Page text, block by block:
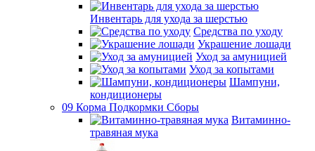
Инвентарь для ухода за шерстью
Средства по уходу
Украшение лошади
Уход за амуницией
Уход за копытами
Шампуни,
кондиционеры
09 Корма Подкормки Сборы
Витаминно-
травяная мука